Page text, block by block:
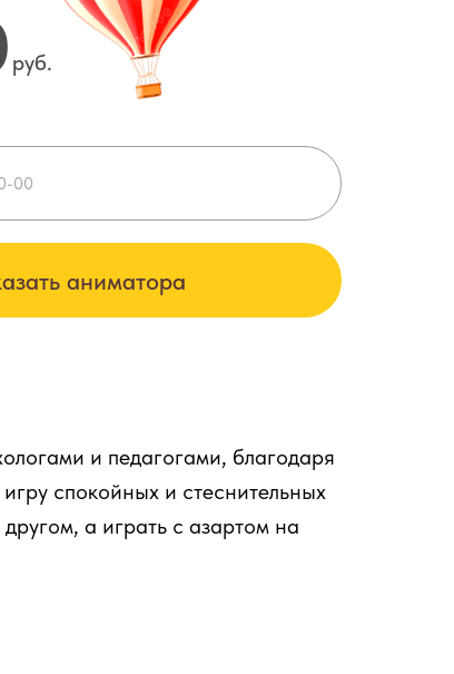
руб.
аниматора
и педагогами, благодаря
спокойных и стеснительных
а играть с азартом на